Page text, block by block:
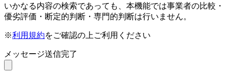
いかなる内容の検索であっても、本機能では事業者の比較・
優劣評価・断定的判断・専門的判断は行いません。
※利用規約をご確認の上ご利用ください
メッセージ送信完了